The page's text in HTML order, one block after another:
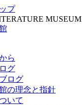
プ
MUSEUM
ら
グ
ログ
の理念と指針
いて